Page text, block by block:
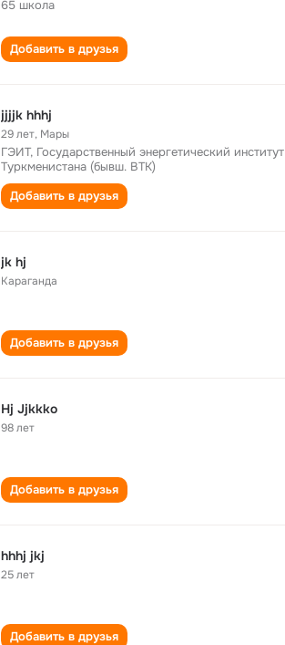
65 школа
Добавить в друзья
jjjjk hhhj
29 лет, Мары
ГЭИТ, Государственный энергетический институт
Туркменистана (бывш. ВТК)
Добавить в друзья
jk hj
Караганда
Добавить в друзья
Hj Jjkkko
98 лет
Добавить в друзья
hhhj jkj
25 лет
Добавить в друзья